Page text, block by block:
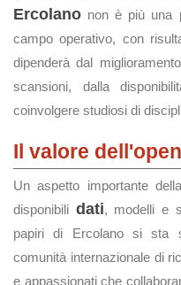
Ercolano non è più una
campo operativo, con
dipenderà dal
scansioni, dalla
coinvolgere studiosi di
Il valore
Un aspetto importante
disponibili dati, modelli e
papiri di Ercolano si sta
comunità internazionale di
e appassionati che